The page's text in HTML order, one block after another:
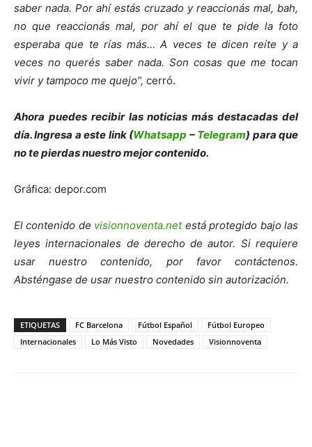
saber nada. Por ahí estás cruzado y reaccionás mal, bah,
no que reaccionás mal, por ahí el que te pide la foto
esperaba que te rías más… A veces te dicen reíte y a
veces no querés saber nada. Son cosas que me tocan
vivir y tampoco me quejo”, cerró.
Ahora puedes recibir las noticias más destacadas del
día. Ingresa a este link (Whatsapp – Telegram) para que
no te pierdas nuestro mejor contenido.
Gráfica: depor.com
El contenido de visionnoventa.netestá protegido bajo las
leyes internacionales de derecho de autor. Si requiere
usar nuestro contenido, por favor contáctenos.
Absténgase de usar nuestro contenido sin autorización.
ETIQUETAS FC Barcelona Fútbol Español
Fútbol Europeo
Internacionales
Lo Más Visto Novedades Visionnoventa